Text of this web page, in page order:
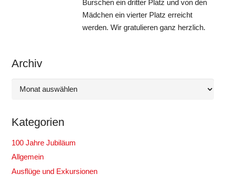
Burschen ein dritter Platz und von den
Mädchen ein vierter Platz erreicht
werden. Wir gratulieren ganz herzlich.
Archiv
Archiv
Kategorien
100 Jahre Jubiläum
Allgemein
Ausflüge und Exkursionen